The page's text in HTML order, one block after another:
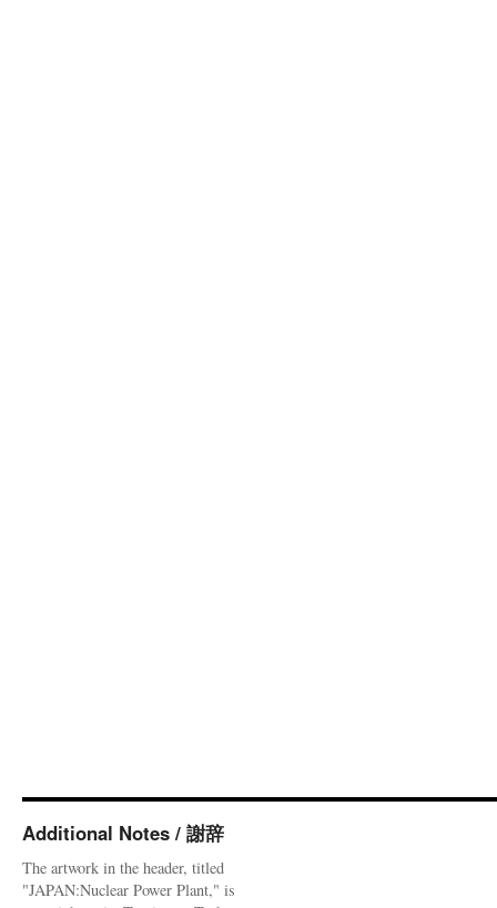
Additional Notes / 謝辞
The artwork in the header, titled
"JAPAN:Nuclear Power Plant," is